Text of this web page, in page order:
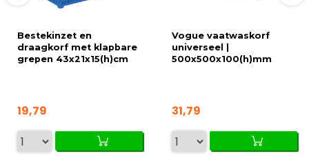
Bestekinzet en
draagkorf met klapbare
grepen 43x21x15(h)cm
19,79
Vogue vaatwaskorf
universeel |
500x500x100(h)mm
31,79